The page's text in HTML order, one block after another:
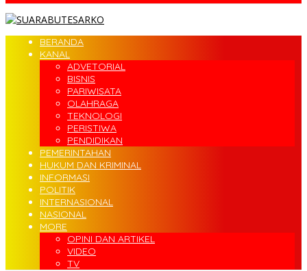
BERANDA
KANAL
ADVETORIAL
BISNIS
PARIWISATA
OLAHRAGA
TEKNOLOGI
PERISTIWA
PENDIDIKAN
PEMERINTAHAN
HUKUM DAN KRIMINAL
INFORMASI
POLITIK
INTERNASIONAL
NASIONAL
MORE
OPINI DAN ARTIKEL
VIDEO
TV